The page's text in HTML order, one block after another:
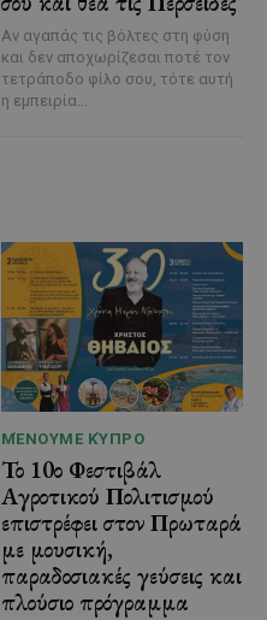
Αν αγαπάς τις βόλτες στη φύση
και δεν αποχωρίζεσαι ποτέ τον
τετράποδο φίλο σου, τότε αυτή
η εμπειρία...
ΜΈΝΟΥΜΕ ΚΎΠΡΟ
Το 10ο Φεστιβάλ
Αγροτικού Πολιτισμού
επιστρέφει στον Πρωταρά
με μουσική,
παραδοσιακές γεύσεις και
πλούσιο πρόγραμμα